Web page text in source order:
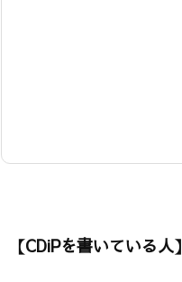
【CDiPを書いている人】